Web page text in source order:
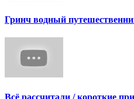
Гринч водный